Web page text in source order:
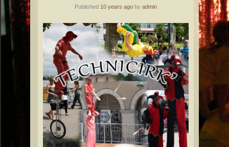
Published 10 years ago by admin